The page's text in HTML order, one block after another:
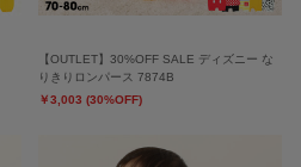
【OUTLET】30%OFF SALE ディズニー な
りきりロンパース 7874B
￥3,003 (30%OFF)